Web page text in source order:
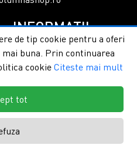
INFORMATII
Garantie si service
Detalii livrare
Termeni si conditii
de tip cookie pentru a oferi
buna. Prin continuarea
cookieCiteste mai mult
tot